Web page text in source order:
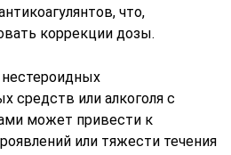
что,
коррекции дозы.
средств или алкоголя с
может привести к
или тяжести течения